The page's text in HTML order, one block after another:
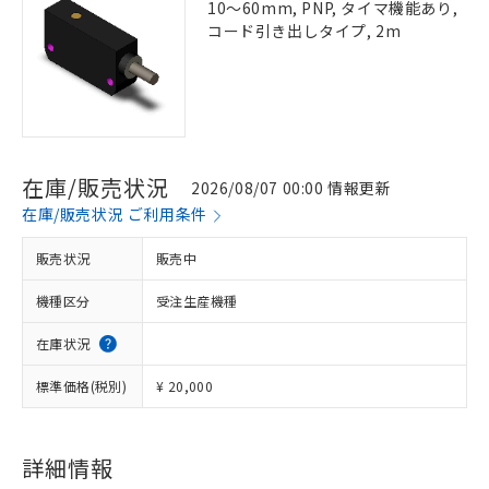
10～60mm, PNP, タイマ機能あり,
コード引き出しタイプ, 2m
在庫/販売状況
2026/08/07 00:00 情報更新
在庫/販売状況 ご利用条件
販売状況 販売中
機種区分 受注生産機種
在庫状況
標準価格(税別) ¥ 20,000
詳細情報